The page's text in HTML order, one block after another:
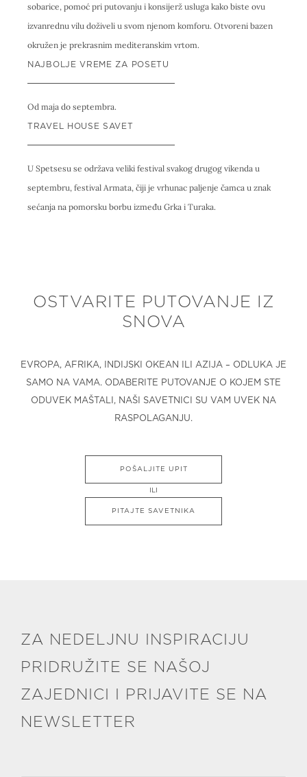
sobarice, pomoć pri putovanju i konsijerž usluga kako biste ovu
izvanrednu vilu doživeli u svom njenom komforu. Otvoreni bazen
okružen je prekrasnim mediteranskim vrtom.
NAJBOLJE VREME ZA POSETU
Od maja do septembra.
TRAVEL HOUSE SAVET
U Spetsesu se održava veliki festival svakog drugog vikenda u
septembru, festival Armata, čiji je vrhunac paljenje čamca u znak
sećanja na pomorsku borbu između Grka i Turaka.
OSTVARITE PUTOVANJE IZ
SNOVA
EVROPA, AFRIKA, INDIJSKI OKEAN ILI AZIJA – ODLUKA JE
SAMO NA VAMA. ODABERITE PUTOVANJE O KOJEM STE
ODUVEK MAŠTALI, NAŠI SAVETNICI SU VAM UVEK NA
RASPOLAGANJU.
POŠALJITE UPIT
ILI
PITAJTE SAVETNIKA
ZA NEDELJNU INSPIRACIJU
PRIDRUŽITE SE NAŠOJ
ZAJEDNICI I PRIJAVITE SE NA
NEWSLETTER